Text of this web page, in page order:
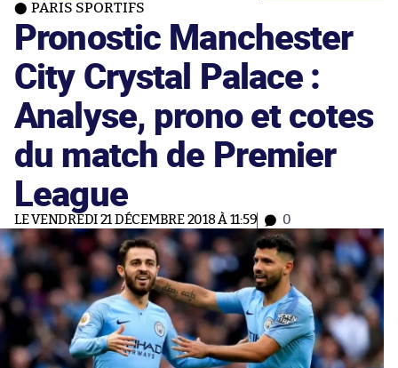
PARIS SPORTIFS
Pronostic Manchester
City Crystal Palace :
Analyse, prono et cotes
du match de Premier
League
LE VENDREDI 21 DÉCEMBRE 2018 À 11:59 0